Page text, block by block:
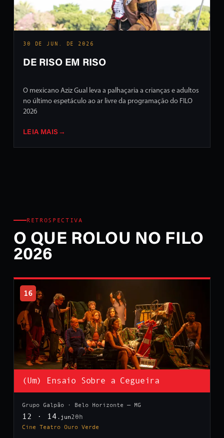
30 DE JUN. DE 2026
DE RISO EM RISO
O mexicano Aziz Gual leva a palhaçaria a crianças e adultos
no último espetáculo ao ar livre da programação do FILO
2026
LEIA MAIS →
RETROSPECTIVA
O QUE ROLOU NO FILO
2026
16
(Um) Ensaio Sobre a Cegueira
Grupo Galpão · Belo Horizonte — MG
12 · 14 .jun20h
Cine Teatro Ouro Verde